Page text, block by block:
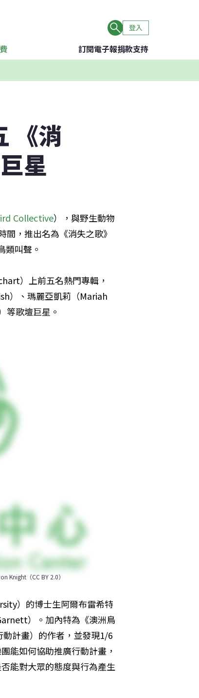
登入
訂閱電子報捐款支持
《消
星
Collective），與野生動物
，推出名為《消失之歌》
類叫聲。
）上前五名熱門專輯，
）、瑪麗亞凱莉（Mariah
等歌壇巨星。
Knight（CC BY 2.0）
）的博士生阿爾布雷希特
）。加內特為《澳洲鳥
計畫）的作者，並發現1/6
能如何協助推廣行動計畫，
能對大眾的態度與行為產生